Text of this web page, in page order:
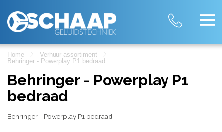
Home
Verhuur assortiment
Behringer - Powerplay P1 bedraad
Behringer - Powerplay P1
bedraad
Behringer - Powerplay P1 bedraad